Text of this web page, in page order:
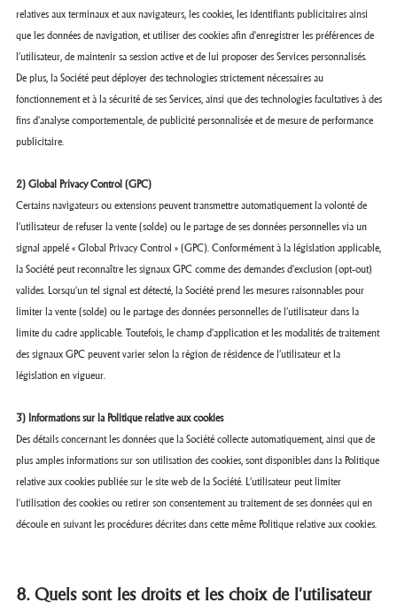
relatives aux terminaux et aux navigateurs, les cookies, les identifiants publicitaires ainsi
que les données de navigation, et utiliser des cookies afin d'enregistrer les préférences de
l’utilisateur, de maintenir sa session active et de lui proposer des Services personnalisés.
De plus, la Société peut déployer des technologies strictement nécessaires au
fonctionnement et à la sécurité de ses Services, ainsi que des technologies facultatives à des
fins d'analyse comportementale, de publicité personnalisée et de mesure de performance
publicitaire.
2) Global Privacy Control (GPC)
Certains navigateurs ou extensions peuvent transmettre automatiquement la volonté de
l’utilisateur de refuser la vente (solde) ou le partage de ses données personnelles via un
signal appelé « Global Privacy Control » (GPC). Conformément à la législation applicable,
la Société peut reconnaître les signaux GPC comme des demandes d'exclusion (opt-out)
valides. Lorsqu'un tel signal est détecté, la Société prend les mesures raisonnables pour
limiter la vente (solde) ou le partage des données personnelles de l’utilisateur dans la
limite du cadre applicable. Toutefois, le champ d'application et les modalités de traitement
des signaux GPC peuvent varier selon la région de résidence de l’utilisateur et la
législation en vigueur.
3) Informations sur la Politique relative aux cookies
Des détails concernant les données que la Société collecte automatiquement, ainsi que de
plus amples informations sur son utilisation des cookies, sont disponibles dans la Politique
relative aux cookies publiée sur le site web de la Société. L’utilisateur peut limiter
l'utilisation des cookies ou retirer son consentement au traitement de ses données qui en
découle en suivant les procédures décrites dans cette même Politique relative aux cookies.
8. Quels sont les droits et les choix de l'utilisateur